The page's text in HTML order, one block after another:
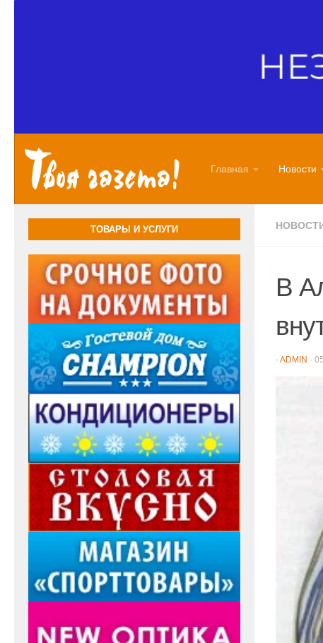
Главная Новости
В
-ADMIN ·
ТОВАРЫ И УСЛУГИ